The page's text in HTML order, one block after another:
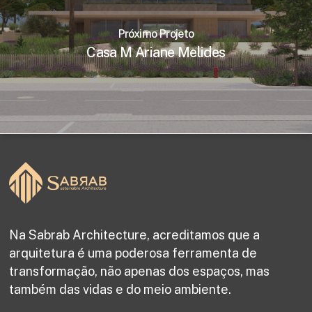
Próximo Projeto
Casa M Ariane Melides
Na Sabrab Architecture, acreditamos que a
arquitetura é uma poderosa ferramenta de
transformação, não apenas dos espaços, mas
também das vidas e do meio ambiente.